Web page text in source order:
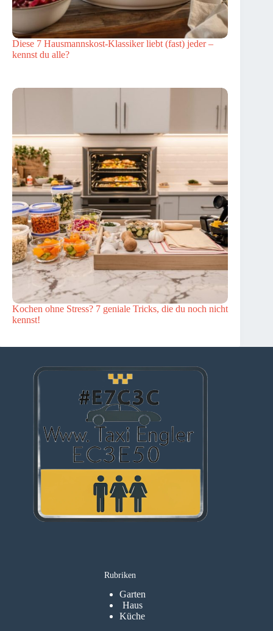
Diese 7 Hausmannskost-Klassiker liebt (fast) jeder –
kennst du alle?
Kochen ohne Stress? 7 geniale Tricks, die du noch nicht
kennst!
Rubriken
Garten
Haus
Küche